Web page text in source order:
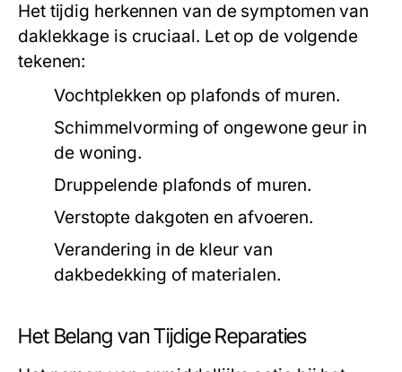
Het tijdig herkennen van de symptomen van
daklekkage is cruciaal. Let op de volgende
tekenen:
Vochtplekken op plafonds of muren.
Schimmelvorming of ongewone geur in
de woning.
Druppelende plafonds of muren.
Verstopte dakgoten en afvoeren.
Verandering in de kleur van
dakbedekking of materialen.
Het Belang van Tijdige Reparaties